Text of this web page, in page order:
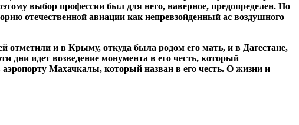
выбор профессии был для него, наверное, предопределен. Но
отечественной авиации как непревзойденный ас воздушного
и в Крыму, откуда была родом его мать, и в Дагестане,
дни идет возведение монумента в его честь, который
Махачкалы, который назван в его честь. О жизни и